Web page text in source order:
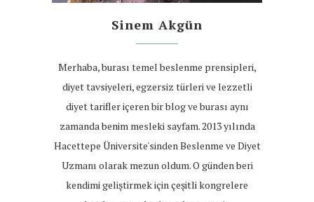
Sinem Akgün
Merhaba, burası temel beslenme prensipleri,
diyet tavsiyeleri, egzersiz türleri ve lezzetli
diyet tarifler içeren bir blog ve burası aynı
zamanda benim mesleki sayfam. 2013 yılında
Hacettepe Üniversite'sinden Beslenme ve Diyet
Uzmanı olarak mezun oldum. O günden beri
kendimi geliştirmek için çeşitli kongrelere